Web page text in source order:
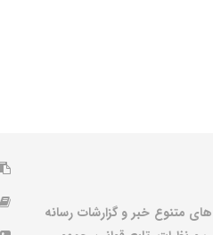
متنوع خبر و گزارشات رسانه